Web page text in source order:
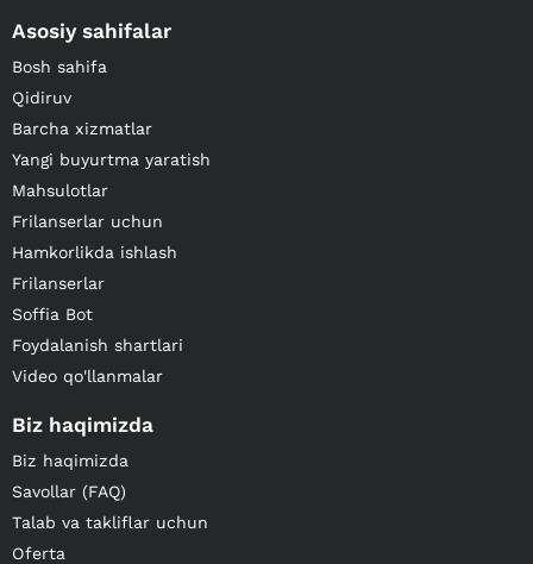
Asosiy sahifalar
Bosh sahifa
Qidiruv
Barcha xizmatlar
Yangi buyurtma yaratish
Mahsulotlar
Frilanserlar uchun
Hamkorlikda ishlash
Frilanserlar
Soffia Bot
Foydalanish shartlari
Video qo'llanmalar
Biz haqimizda
Biz haqimizda
Savollar (FAQ)
Talab va takliflar uchun
Oferta